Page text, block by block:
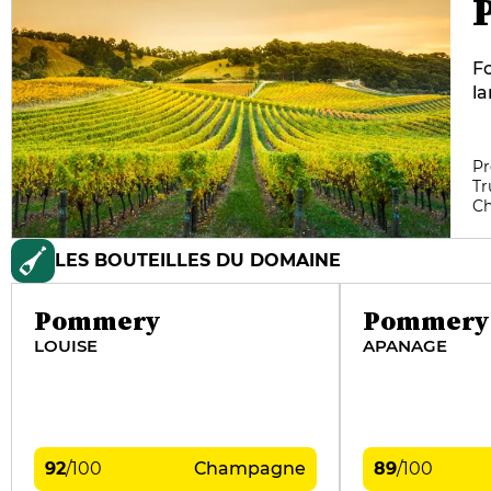
LES BOUTEILLES DU DOMAINE
Pommery
LOUISE
92/100 Champagne
Pommery
APANAGE
89/100